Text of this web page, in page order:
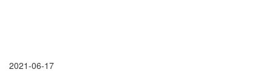
2021-06-17